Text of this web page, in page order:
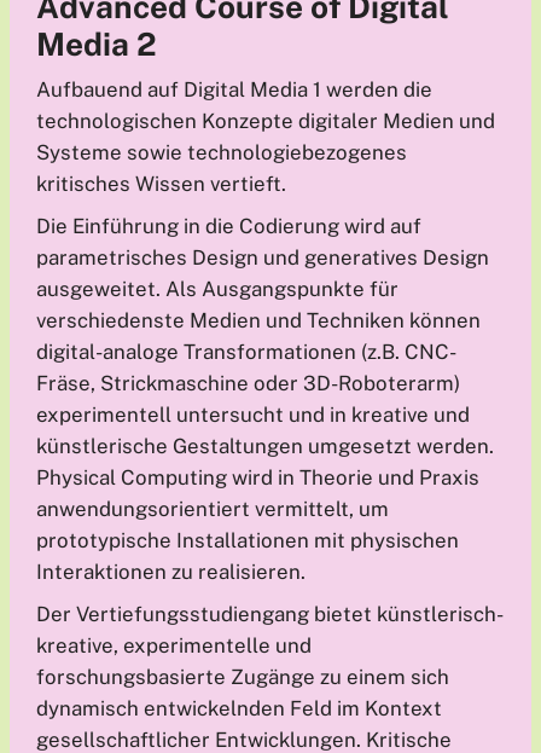
Media 2
Aufbauend auf Digital Media 1 werden die
technologischen Konzepte digitaler Medien und
Systeme sowie technologiebezogenes
kritisches Wissen vertieft.
Die Einführung in die Codierung wird auf
parametrisches Design und generatives Design
ausgeweitet. Als Ausgangspunkte für
verschiedenste Medien und Techniken können
digital-analoge Transformationen (z.B. CNC-
Fräse, Strickmaschine oder 3D-Roboterarm)
experimentell untersucht und in kreative und
künstlerische Gestaltungen umgesetzt werden.
Physical Computing wird in Theorie und Praxis
anwendungsorientiert vermittelt, um
prototypische Installationen mit physischen
Interaktionen zu realisieren.
Der Vertiefungsstudiengang bietet künstlerisch-
kreative, experimentelle und
forschungsbasierte Zugänge zu einem sich
dynamisch entwickelnden Feld im Kontext
gesellschaftlicher Entwicklungen. Kritische